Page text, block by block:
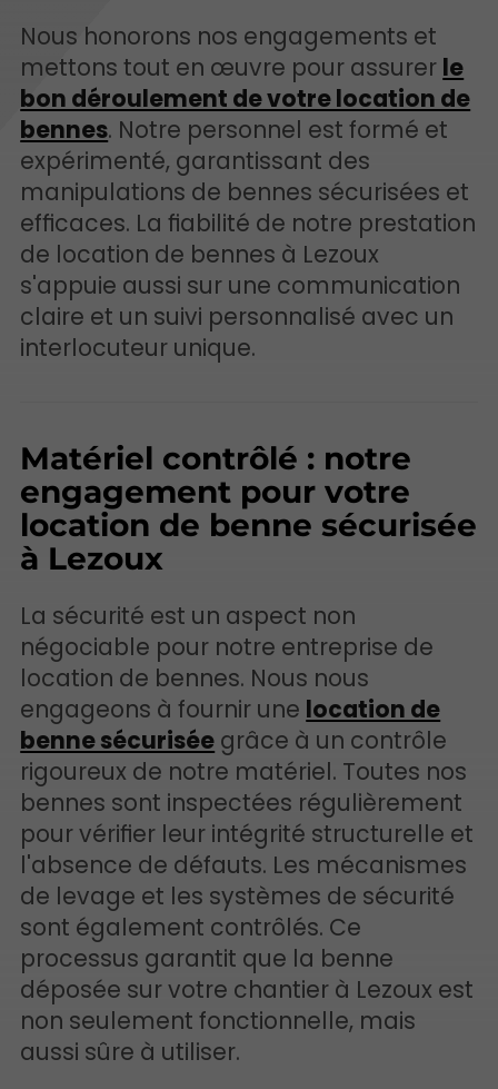
Nous honorons nos engagements et
mettons tout en œuvre pour assurer le
bon déroulement de votre location de
bennes. Notre personnel est formé et
expérimenté, garantissant des
manipulations de bennes sécurisées et
efficaces. La fiabilité de notre prestation
de location de bennes à Lezoux
s'appuie aussi sur une communication
claire et un suivi personnalisé avec un
interlocuteur unique.
Matériel contrôlé : notre
engagement pour votre
location de benne sécurisée
à Lezoux
La sécurité est un aspect non
négociable pour notre entreprise de
location de bennes. Nous nous
engageons à fournir une location de
benne sécurisée grâce à un contrôle
rigoureux de notre matériel. Toutes nos
bennes sont inspectées régulièrement
pour vérifier leur intégrité structurelle et
l'absence de défauts. Les mécanismes
de levage et les systèmes de sécurité
sont également contrôlés. Ce
processus garantit que la benne
déposée sur votre chantier à Lezoux est
non seulement fonctionnelle, mais
aussi sûre à utiliser.